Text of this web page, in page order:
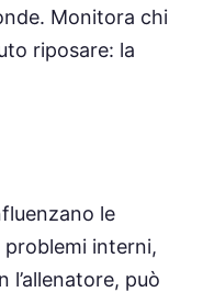
Monitora chi
riposare: la
le
interni,
può